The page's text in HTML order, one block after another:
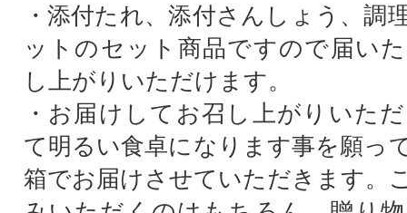
・添付たれ、添付さんしょう、調
ットのセット商品ですので届い
し上がりいただけます。
・お届けしてお召し上がりいた
て明るい食卓になります事を願っ
箱でお届けさせていただきます。